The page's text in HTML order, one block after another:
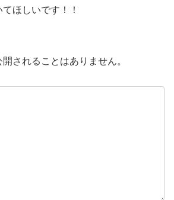
ほしいです！！
されることはありません。